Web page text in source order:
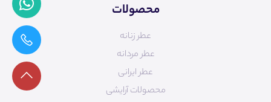
محصولات
عطر زنانه
عطر مردانه
عطر ایرانی
محصولات آرایشی